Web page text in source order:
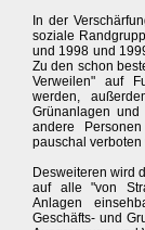
In der
soziale
und 1998 und
Zu den schon
Verweilen" auf
werden,
Grünanlagen
andere
pauschal
Desweiteren wird
auf alle "von
Anlagen
Geschäfts- und